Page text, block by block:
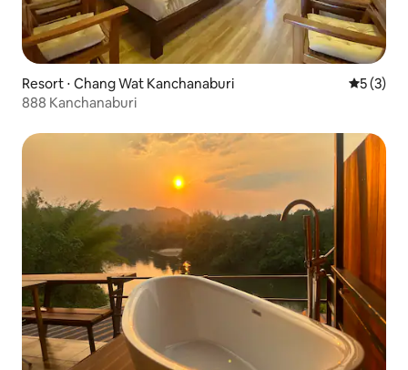
Resort ⋅ Chang Wat Kanchanaburi 5 de
5 (3)
888 Kanchanaburi